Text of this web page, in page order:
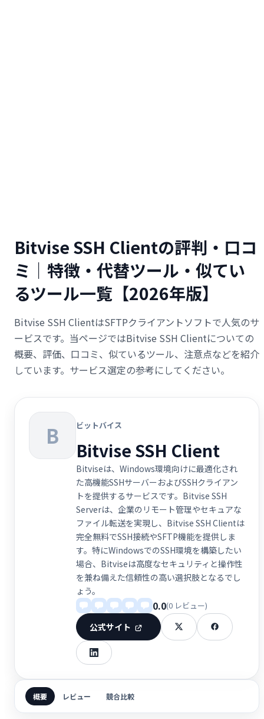
Bitvise SSH Clientの評判・口コ
ミ｜特徴・代替ツール・似てい
るツール一覧【2026年版】
Bitvise SSH ClientはSFTPクライアントソフトで人気のサ
ービスです。当ページではBitvise SSH Clientについての
概要、評価、口コミ、似ているツール、注意点などを紹介
しています。サービス選定の参考にしてください。
B ビットバイス
Bitvise SSH Client
Bitviseは、Windows環境向けに最適化され
た高機能SSHサーバーおよびSSHクライアン
トを提供するサービスです。Bitvise SSH
Serverは、企業のリモート管理やセキュアな
ファイル転送を実現し、Bitvise SSH Clientは
完全無料でSSH接続やSFTP機能を提供しま
す。特にWindowsでのSSH環境を構築したい
場合、Bitviseは高度なセキュリティと操作性
を兼ね備えた信頼性の高い選択肢となるでし
ょう。
0.0(0 レビュー)
公式サイト
概要 レビュー 競合比較